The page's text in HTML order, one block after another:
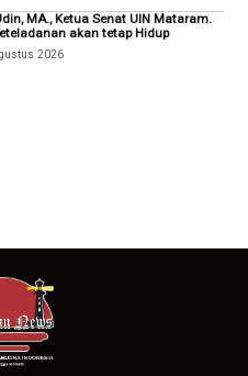
MA., Ketua Senat UIN Mataram.
akan tetap Hidup
2026